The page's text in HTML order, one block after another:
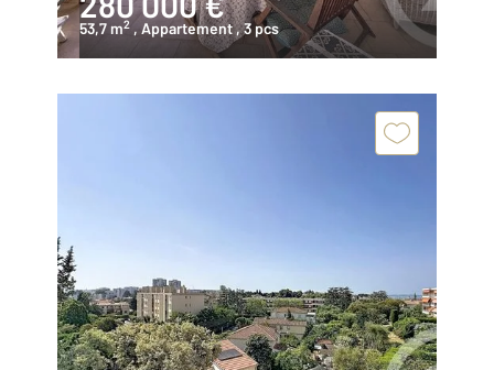
53,7 m2 , Appartement, 3 pcs